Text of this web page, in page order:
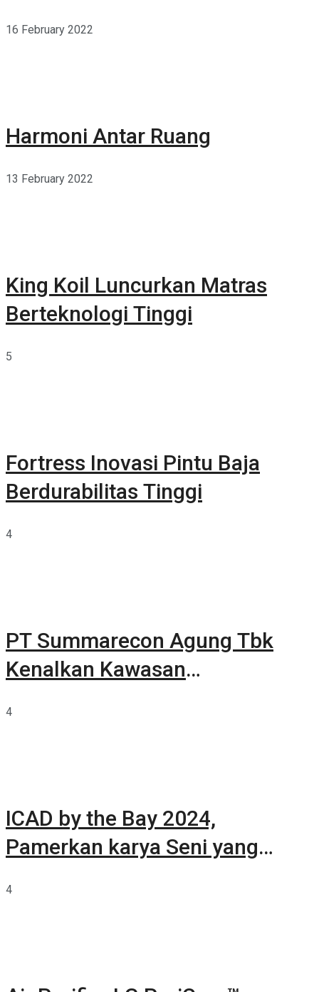
16 February 2022
Harmoni Antar Ruang
13 February 2022
King Koil Luncurkan Matras
Berteknologi Tinggi
5
Fortress Inovasi Pintu Baja
Berdurabilitas Tinggi
4
PT Summarecon Agung Tbk
Kenalkan Kawasan
4
ICAD by the Bay 2024,
Pamerkan karya Seni yang
4